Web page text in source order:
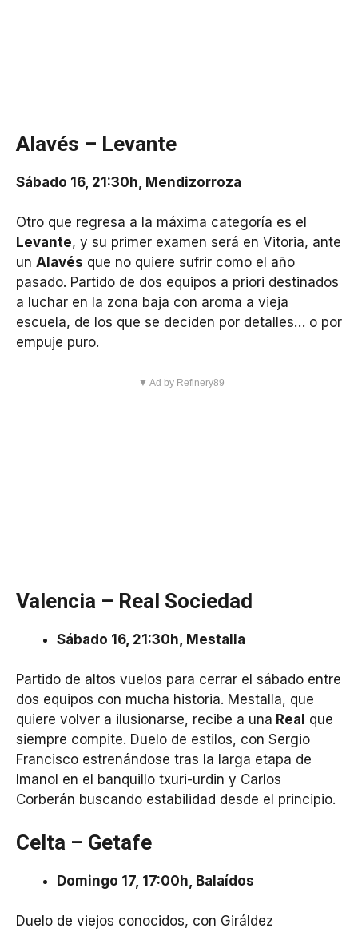
Alavés – Levante
Sábado 16, 21:30h, Mendizorroza
Otro que regresa a la máxima categoría es el
Levante, y su primer examen será en Vitoria, ante
un Alavés que no quiere sufrir como el año
pasado. Partido de dos equipos a priori destinados
a luchar en la zona baja con aroma a vieja
escuela, de los que se deciden por detalles… o por
empuje puro.
▼ Ad by Refinery89
Valencia – Real Sociedad
Sábado 16, 21:30h, Mestalla
Partido de altos vuelos para cerrar el sábado entre
dos equipos con mucha historia. Mestalla, que
quiere volver a ilusionarse, recibe a una Real que
siempre compite. Duelo de estilos, con Sergio
Francisco estrenándose tras la larga etapa de
Imanol en el banquillo txuri-urdin y Carlos
Corberán buscando estabilidad desde el principio.
Celta – Getafe
Domingo 17, 17:00h, Balaídos
Duelo de viejos conocidos, con Giráldez